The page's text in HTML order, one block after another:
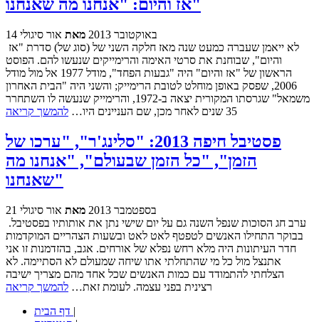
אז והיום: "אנחנו מה שאנחנו"
14 באוקטובר 2013 מאת אור סיגולי
והיום", שבוחנת את סרטי האימה והרימייקים שנעשו להם. הפוסט
הראשון של "אז והיום" היה "גבעות הפחד", מודל 1977 אל מול מודל
2006, שפסק באופן מוחלט לטובת הרימייק; והשני היה "הבית האחרון
משמאל" שגרסתו המקורית יצאה ב-1972, והרימייק שנעשה לו השתחרר
35 שנים לאחר מכן, שם העניינים היו…
להמשך קריאה
פסטיבל חיפה 2013: "סלינג'ר", "ערכו של
הזמן", "כל הזמן שבעולם", "אנחנו מה
שאנחנו"
21 בספטמבר 2013 מאת אור סיגולי
בבוקר התחילו האנשים לטפטף לאט לאט ובשעות הצהריים המוקדמות
חדר העיתונות היה מלא רחש נפלא של אורחים. אגב, בהזדמנות זו אני
אתנצל מול כל מי שהתחלתי אתו שיחה שמעולם לא הסתיימה. לא
הצלחתי להתמודד עם כמות האנשים שכל אחד מהם מצריך ישיבה
רצינית בפני עצמה. לעומת זאת… להמשך קריאה
|